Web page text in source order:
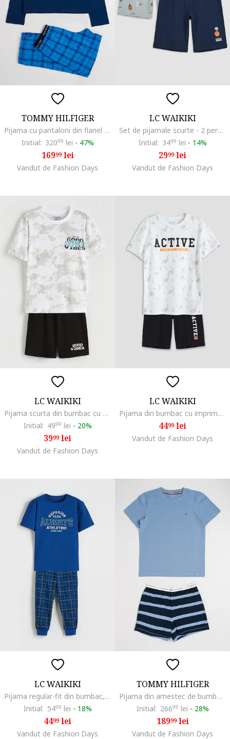
TOMMY HILFIGER
Pijama cu pantaloni din flanel cu model in carouri, Albastru
Initial: 32099 lei - 47%
16999lei
Vandut de Fashion Days
LC WAIKIKI
Set de pijamale scurte - 2 perechi, Gri deschis/Bleumarin
Initial: 3499 lei - 14%
2999lei
Vandut de Fashion Days
LC WAIKIKI
Pijama scurta din bumbac cu model, Alb/Negru
Initial: 4999 lei - 20%
3999lei
Vandut de Fashion Days
LC WAIKIKI
Pijama din bumbac cu imprimeu text, Alb/Negru
4499lei
Vandut de Fashion Days
LC WAIKIKI
Pijama regular-fit din bumbac, Alb/Albastru royal
Initial: 5499 lei - 18%
4499lei
Vandut de Fashion Days
TOMMY HILFIGER
Pijama din amestec de bumbac cu pantaloni scurti, Albastru inchis
Initial: 26699 lei - 28%
18999lei
Vandut de Fashion Days